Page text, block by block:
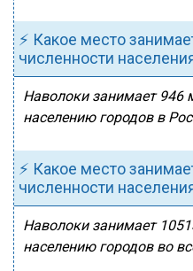
⚡ Какое место
численности
Наволоки занимает 946
населению городов в
⚡ Какое место
численности
Наволоки занимает
населению городов во